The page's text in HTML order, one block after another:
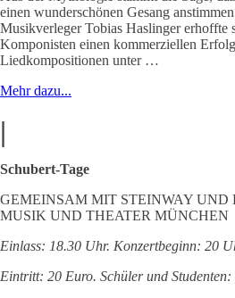
einen wunderschönen Gesang
Musikverleger Tobias Haslinger erhoffte
Komponisten einen kommerziellen
Liedkompositionen unter …
Mehr dazu...
|
Schubert-Tage
GEMEINSAM MIT STEINWAY UND
MUSIK UND THEATER MÜNCHEN
Einlass: 18.30 Uhr. Konzertbeginn: 20
Eintritt: 20 Euro. Schüler und